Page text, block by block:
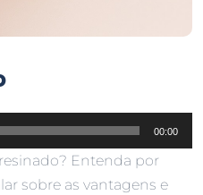
00:00
Entenda por
sobre as vantagens e